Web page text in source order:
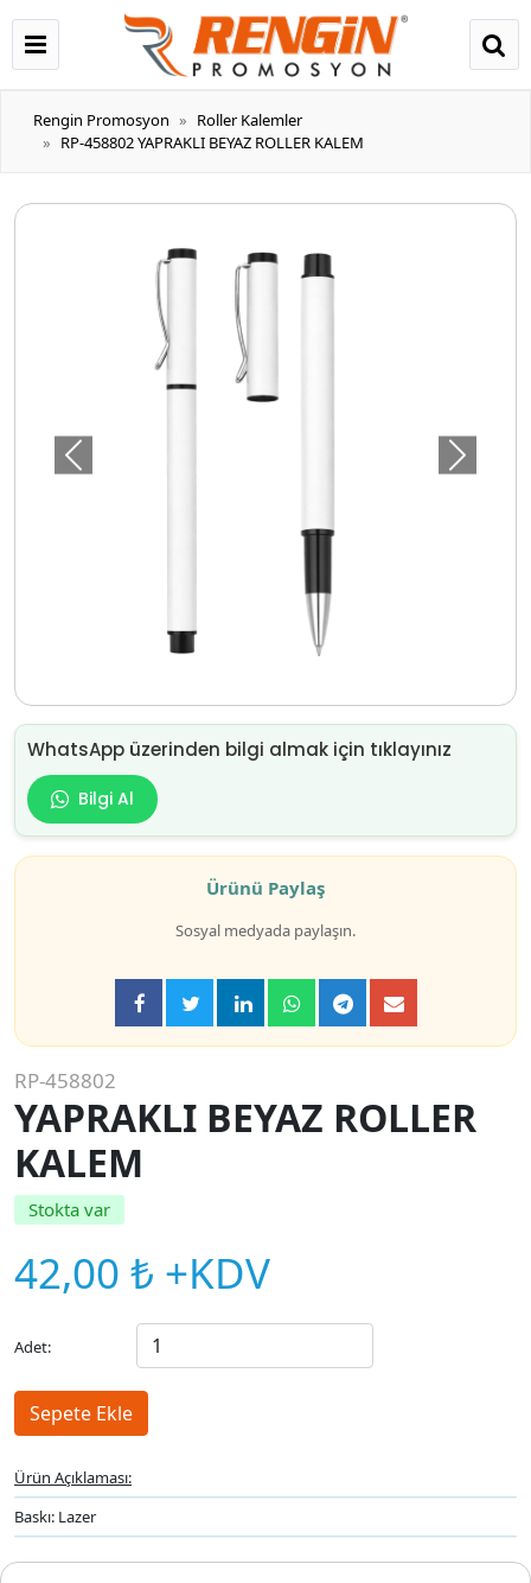
Rengin Promosyon
Roller Kalemler
RP-458802 YAPRAKLI BEYAZ ROLLER KALEM
Önceki Sonraki
WhatsApp üzerinden bilgi almak için tıklayınız
Bilgi Al
Ürünü Paylaş
Sosyal medyada paylaşın.
RP-458802
YAPRAKLI BEYAZ ROLLER
KALEM
Stokta var
42,00 ₺ +KDV
Adet:
Ürün Açıklaması:
Baskı: Lazer